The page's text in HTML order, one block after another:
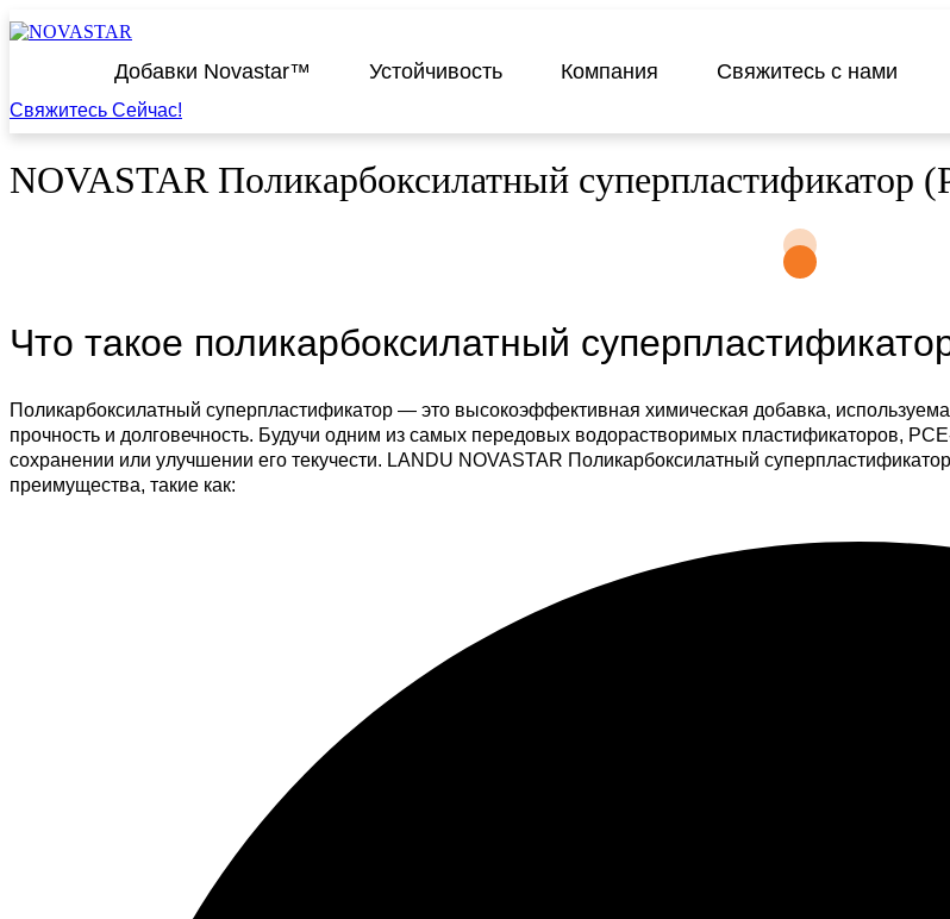
Перейти
к
содержимомуДобавки Novastar™ Устойчивость Компания Свяжитесь с нами
Свяжитесь Сейчас!
NOVASTAR Поликарбоксилатный суперпластификатор
Что такое поликарбоксилатный
Поликарбоксилатный суперпластификатор — это высокоэффективная химическая добавка,
прочность и долговечность. Будучи одним из самых передовых водорастворимых пластификаторов,
сохранении или улучшении его текучести. LANDU NOVASTAR Поликарбоксилатный
преимущества, такие как: